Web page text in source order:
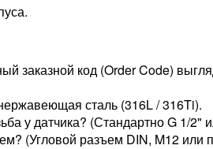
заказной код (Order Code)
сталь (316L / 316Ti).
у датчика? (Стандартно G 1/2"
(Угловой разъем DIN, M12 или